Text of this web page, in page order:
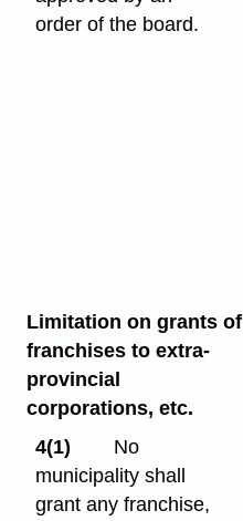
order of the board.
Limitation on grants of
franchises to extra-
provincial
corporations, etc.
4(1)
No
municipality shall
grant any franchise,